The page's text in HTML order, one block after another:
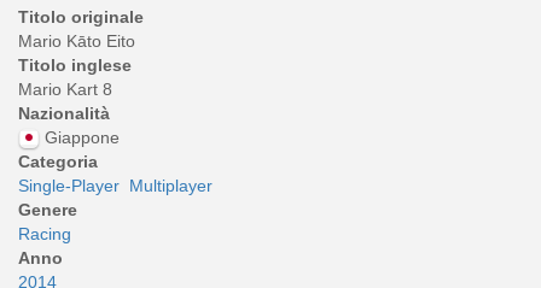
Titolo originale
Mario Kāto Eito
Titolo inglese
Mario Kart 8
Nazionalità
Giappone
Categoria
Single-Player Multiplayer
Genere
Racing
Anno
2014